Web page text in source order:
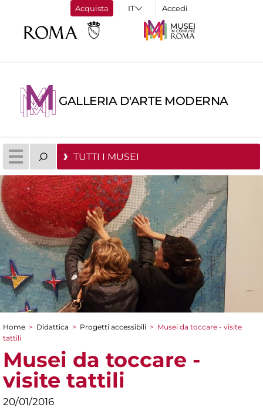
Acquista Accedi
GALLERIA D'ARTE MODERNA
TUTTI I MUSEI
Tu sei qui
Home > Didattica > Progetti accessibili > Musei da toccare - visite
tattili
Musei da toccare -
visite tattili
20/01/2016